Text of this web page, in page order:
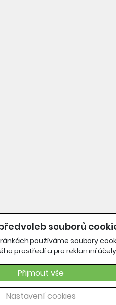
souborů
používáme soubory
prostředí a pro reklamní
Přijmout vše
Nastavení cookies